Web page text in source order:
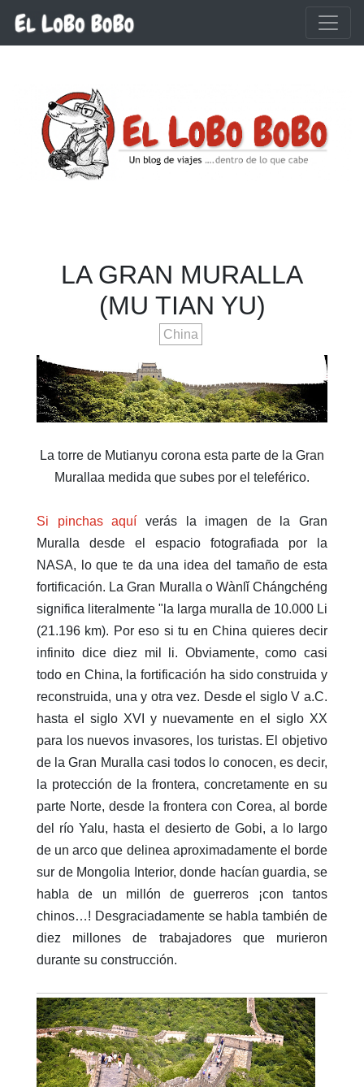
Ir al contenido principal
LA GRAN MURALLA
(MU TIAN YU)
China
La torre de Mutianyu corona esta parte de la Gran
Murallaa medida que subes por el teleférico.
Si pinchas aquí verás la imagen de la Gran
Muralla desde el espacio fotografiada por la
NASA, lo que te da una idea del tamaño de esta
fortificación. La Gran Muralla o Wànlǐ Chángchéng
significa literalmente "la larga muralla de 10.000 Li
(21.196 km). Por eso si tu en China quieres decir
infinito dice diez mil li. Obviamente, como casi
todo en China, la fortificación ha sido construida y
reconstruida, una y otra vez. Desde el siglo V a.C.
hasta el siglo XVI y nuevamente en el siglo XX
para los nuevos invasores, los turistas. El objetivo
de la Gran Muralla casi todos lo conocen, es decir,
la protección de la frontera, concretamente en su
parte Norte, desde la frontera con Corea, al borde
del río Yalu, hasta el desierto de Gobi, a lo largo
de un arco que delinea aproximadamente el borde
sur de Mongolia Interior, donde hacían guardia, se
habla de un millón de guerreros ¡con tantos
chinos…! Desgraciadamente se habla también de
diez millones de trabajadores que murieron
durante su construcción.